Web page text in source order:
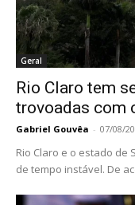
Geral
Rio Claro tem
trovoadas com
Gabriel Gouvêa - 07/08/
Rio Claro e o estado de
de tempo instável. De